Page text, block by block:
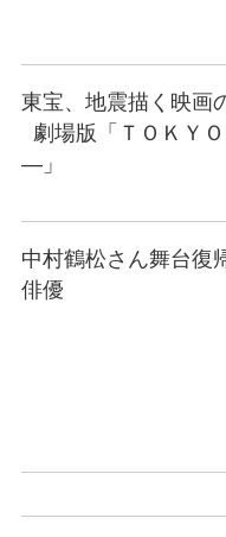
東宝、地震描く映画
劇場版「ＴＯＫＹ
―」
中村鶴松さん舞台復
俳優